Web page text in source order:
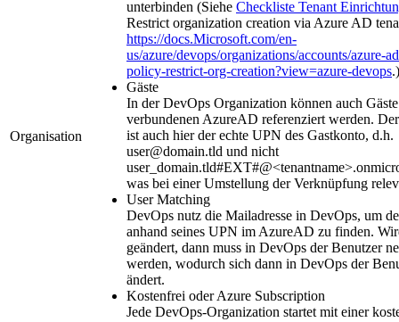
Organisation
unterbinden (Siehe Checkliste Tenant
Restrict organization creation via Azure AD
https://docs.Microsoft.com/en-
us/azure/devops/organizations/accounts/azure-
policy-restrict-org-creation?view=azure-devops.)
Gäste
In der DevOps Organization können auch
verbundenen AzureAD referenziert werden.
ist auch hier der echte UPN des Gastkonto, d.h.
user@domain.tld und nicht
was bei einer Umstellung der Verknüpfung
User Matching
DevOps nutz die Mailadresse in DevOps, um
anhand seines UPN im AzureAD zu finden.
geändert, dann muss in DevOps der Benutzer
werden, wodurch sich dann in DevOps der
ändert.
Kostenfrei oder Azure Subscription
Jede DevOps-Organization startet mit einer